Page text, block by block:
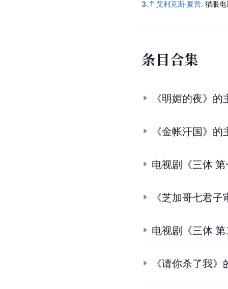
3. 艾利克斯·夏普. 猫眼
条目合集
《明媚的夜》的
《金帐汗国》的
电视剧《三体
《芝加哥七君
电视剧《三体
《请你杀了我